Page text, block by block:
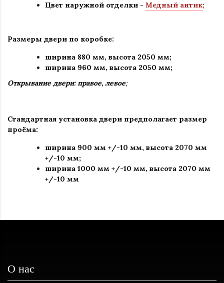
Цвет наружной отделки - Медный антик;
Размеры двери по коробке:
ширина 880 мм, высота 2050 мм;
ширина 960 мм, высота 2050 мм;
Открывание двери: правое, левое;
Стандартная установка двери предполагает размер
проёма:
ширина 900 мм +/-10 мм, высота 2070 мм
+/-10 мм;
ширина 1000 мм +/-10 мм, высота 2070 мм
+/-10 мм
О нас